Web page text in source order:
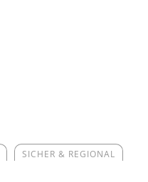
SICHER & REGIONAL